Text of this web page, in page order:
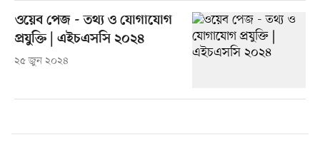
ওয়েব পেজ - তথ্য ও যোগাযোগ
প্রযুক্তি | এইচএসসি ২০২৪
২৫ জুন ২০২৪